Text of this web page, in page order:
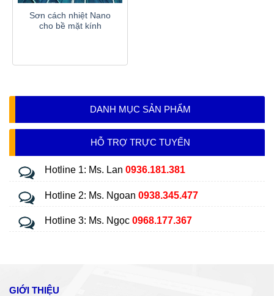
Sơn cách nhiệt Nano
cho bề mặt kính
DANH MỤC SẢN PHẨM
HỖ TRỢ TRỰC TUYẾN
Hotline 1: Ms. Lan 0936.181.381
Hotline 2: Ms. Ngoan 0938.345.477
Hotline 3: Ms. Ngọc 0968.177.367
GIỚI THIỆU